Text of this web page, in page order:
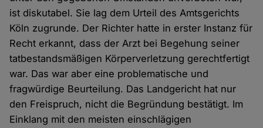
ist diskutabel. Sie lag dem Urteil des Amtsgerichts
Köln zugrunde. Der Richter hatte in erster Instanz für
Recht erkannt, dass der Arzt bei Begehung seiner
tatbestandsmäßigen Körperverletzung gerechtfertigt
war. Das war aber eine problematische und
fragwürdige Beurteilung. Das Landgericht hat nur
den Freispruch, nicht die Begründung bestätigt. Im
Einklang mit den meisten einschlägigen